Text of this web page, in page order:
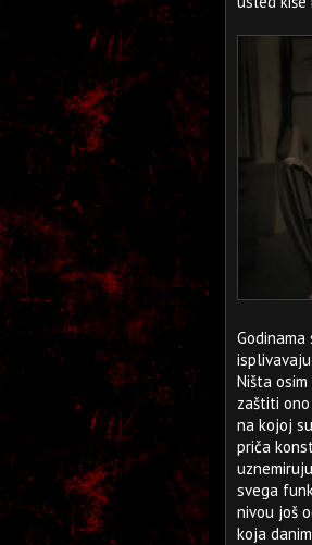
Ništa
zaštiti
na kojoj
priča
svega
nivou još
koja